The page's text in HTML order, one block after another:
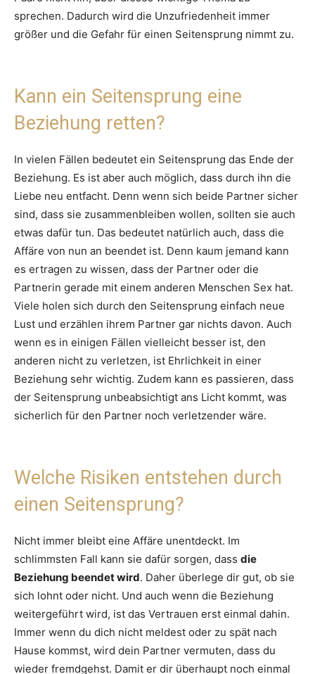
sprechen. Dadurch wird die Unzufriedenheit immer
größer und die Gefahr für einen Seitensprung nimmt zu.
Kann ein Seitensprung eine
Beziehung retten?
In vielen Fällen bedeutet ein Seitensprung das Ende der
Beziehung. Es ist aber auch möglich, dass durch ihn die
Liebe neu entfacht. Denn wenn sich beide Partner sicher
sind, dass sie zusammenbleiben wollen, sollten sie auch
etwas dafür tun. Das bedeutet natürlich auch, dass die
Affäre von nun an beendet ist. Denn kaum jemand kann
es ertragen zu wissen, dass der Partner oder die
Partnerin gerade mit einem anderen Menschen Sex hat.
Viele holen sich durch den Seitensprung einfach neue
Lust und erzählen ihrem Partner gar nichts davon. Auch
wenn es in einigen Fällen vielleicht besser ist, den
anderen nicht zu verletzen, ist Ehrlichkeit in einer
Beziehung sehr wichtig. Zudem kann es passieren, dass
der Seitensprung unbeabsichtigt ans Licht kommt, was
sicherlich für den Partner noch verletzender wäre.
Welche Risiken entstehen durch
einen Seitensprung?
Nicht immer bleibt eine Affäre unentdeckt. Im
schlimmsten Fall kann sie dafür sorgen, dass die
Beziehung beendet wird. Daher überlege dir gut, ob sie
sich lohnt oder nicht. Und auch wenn die Beziehung
weitergeführt wird, ist das Vertrauen erst einmal dahin.
Immer wenn du dich nicht meldest oder zu spät nach
Hause kommst, wird dein Partner vermuten, dass du
wieder fremdgehst. Damit er dir überhaupt noch einmal